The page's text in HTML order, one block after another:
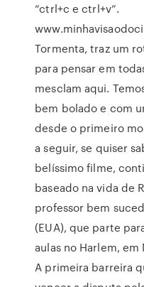
“ctrl+c e ctrl+v”.
Tormenta, traz um
para pensar em
mesclam aqui.
bem bolado e com
desde o primeiro
a seguir, se quiser
belíssimo filme,
baseado na vida de
professor bem
(EUA), que parte
aulas no Harlem, em
A primeira barreira